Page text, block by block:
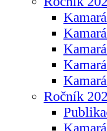
Ročník